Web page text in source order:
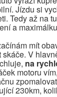
Jízdu si
Tedy až na
a
mít
V
na
motoru
230km,